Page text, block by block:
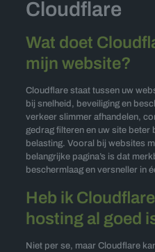
Cloudflare
Wat doet
mijn website?
Cloudflare staat tussen uw
bij snelheid, beveiliging en
verkeer slimmer afhandelen,
gedrag filteren en uw site beter
belasting. Vooral bij websites
belangrijke pagina’s is dat
beschermlaag en versneller in
Heb ik
hosting al goed
Niet per se, maar Cloudflare